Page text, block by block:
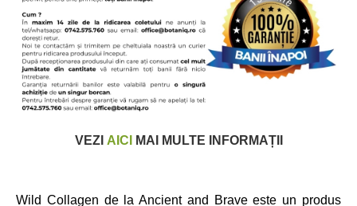
VEZI AICI MAI MULTE INFORMAȚII
Wild Collagen de la Ancient and Brave este un produs